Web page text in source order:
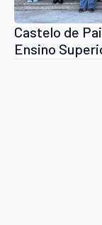
Castelo de
Ensino